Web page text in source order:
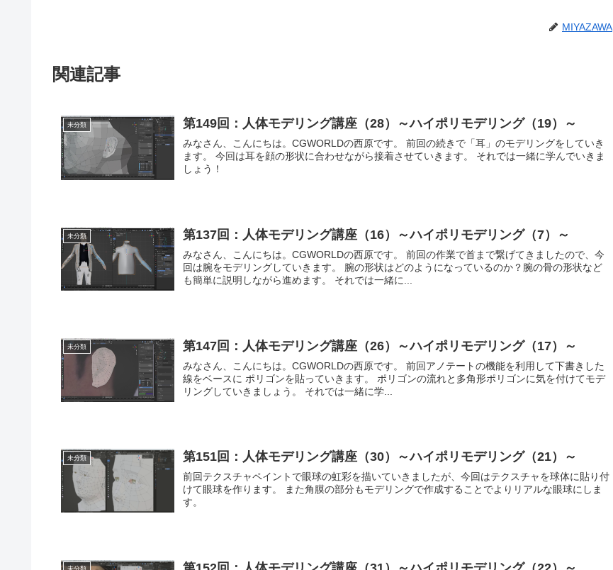
MIYAZAWA
関連記事
未分類 第149回：人体モデリング講座（28）～ハイポリモデリング（19）～
みなさん、こんにちは。CGWORLDの西原です。 前回の続きで「耳」のモデリングをしていき
ます。 今回は耳を顔の形状に合わせながら接着させていきます。 それでは一緒に学んでいきま
しょう！
未分類 第137回：人体モデリング講座（16）～ハイポリモデリング（7）～
みなさん、こんにちは。CGWORLDの西原です。 前回の作業で首まで繋げてきましたので、今
回は腕をモデリングしていきます。 腕の形状はどのようになっているのか？腕の骨の形状など
も簡単に説明しながら進めます。 それでは一緒に...
未分類 第147回：人体モデリング講座（26）～ハイポリモデリング（17）～
みなさん、こんにちは。CGWORLDの西原です。 前回アノテートの機能を利用して下書きした
線をベースに ポリゴンを貼っていきます。 ポリゴンの流れと多角形ポリゴンに気を付けてモデ
リングしていきましょう。 それでは一緒に学...
未分類 第151回：人体モデリング講座（30）～ハイポリモデリング（21）～
前回テクスチャペイントで眼球の虹彩を描いていきましたが、今回はテクスチャを球体に貼り付
けて眼球を作ります。 また角膜の部分もモデリングで作成することでよりリアルな眼球にしま
す。